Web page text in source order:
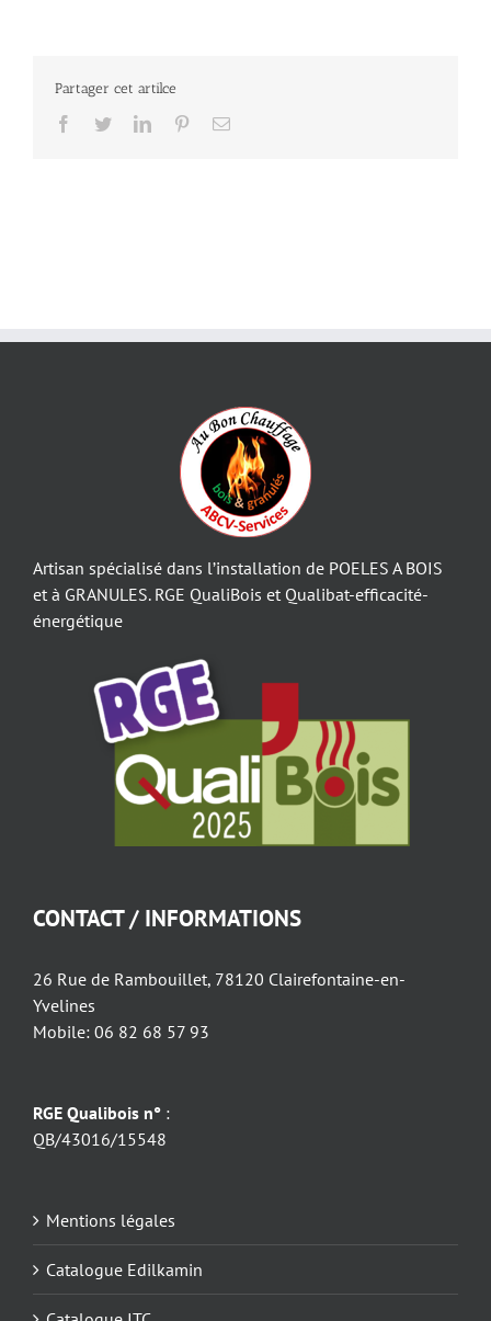
Partager cet artilce
Facebook
TwitterLinkedInPinterestEmail
Artisan spécialisé dans l’installation de POELES A BOIS
et à GRANULES. RGE QualiBois et Qualibat-efficacité-
énergétique
CONTACT / INFORMATIONS
26 Rue de Rambouillet, 78120 Clairefontaine-en-
Yvelines
Mobile: 06 82 68 57 93
RGE Qualibois n° :
QB/43016/15548
Mentions légales
Catalogue Edilkamin